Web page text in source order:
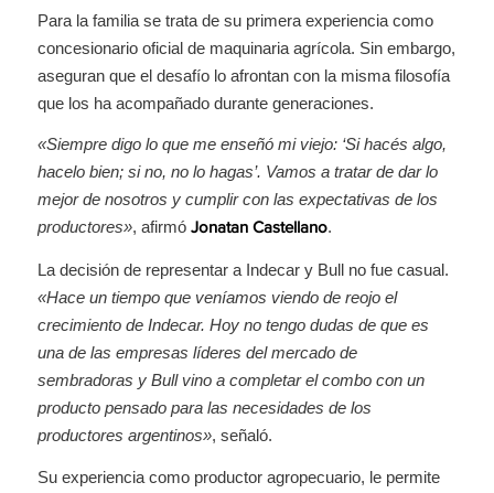
Para la familia se trata de su primera experiencia como
concesionario oficial de maquinaria agrícola. Sin embargo,
aseguran que el desafío lo afrontan con la misma filosofía
que los ha acompañado durante generaciones.
«Siempre digo lo que me enseñó mi viejo: ‘Si hacés algo,
hacelo bien; si no, no lo hagas’. Vamos a tratar de dar lo
mejor de nosotros y cumplir con las expectativas de los
productores», afirmó Jonatan Castellano.
La decisión de representar a Indecar y Bull no fue casual.
«Hace un tiempo que veníamos viendo de reojo el
crecimiento de Indecar. Hoy no tengo dudas de que es
una de las empresas líderes del mercado de
sembradoras y Bull vino a completar el combo con un
producto pensado para las necesidades de los
productores argentinos», señaló.
Su experiencia como productor agropecuario, le permite